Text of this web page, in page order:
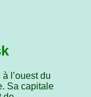
l’ouest du
Sa capitale